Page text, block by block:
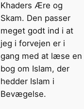
Khaders Ære og
Skam. Den passer
meget godt ind i at
jeg i forvejen er i
gang med at læse en
bog om Islam, der
hedder Islam i
Bevægelse.